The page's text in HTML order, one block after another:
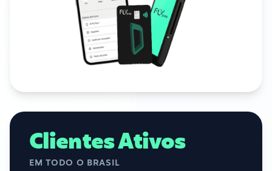
Clientes Ativos
EM TODO O BRASIL